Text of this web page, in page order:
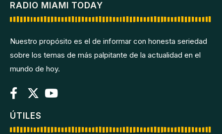
RADIO MIAMI TODAY
Nuestro propósito es el de informar con honesta seriedad
sobre los temas de más palpitante de la actualidad en el
mundo de hoy.
ÚTILES